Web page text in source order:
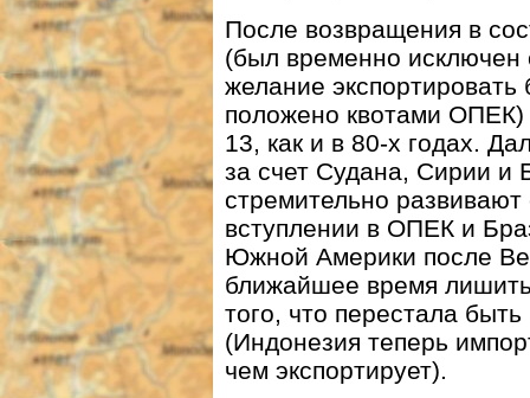
После возвращения в
(был временно исключен
желание
положено квотами ОПЕК)
13, как и в 80-х годах.
за счет Судана, Сирии и
стремительно
вступлении в ОПЕК и
Южной Америки после
ближайшее время
того, что перестала
(Индонезия теперь
чем экспортирует).